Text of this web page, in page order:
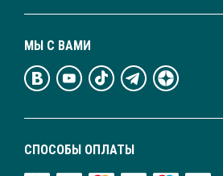
СПОСОБЫ ОПЛАТЫ
МЫ С ВАМИ